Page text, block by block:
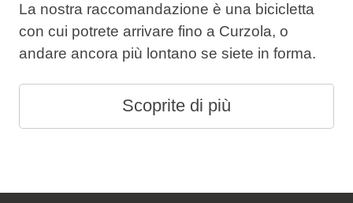
La nostra raccomandazione è una bicicletta
con cui potrete arrivare fino a Curzola, o
andare ancora più lontano se siete in forma.
Scoprite di più